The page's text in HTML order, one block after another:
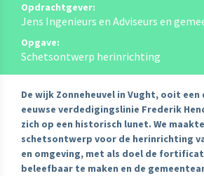
Opdrachtgever:
Jens Ingenieurs en Adviseurs en
Opgave:
Schetsontwerp herinrichting
De wijk Zonneheuvel in Vught, ooit een
eeuwse verdedigingslinie Frederik
zich op een historisch lunet. We
schetsontwerp voor de herinrichting
en omgeving, met als doel de
beleefbaar te maken en de